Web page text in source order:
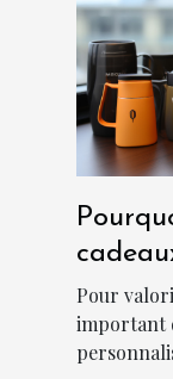
une
Pour
important